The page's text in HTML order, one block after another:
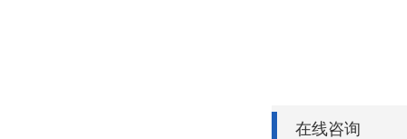
在线咨询